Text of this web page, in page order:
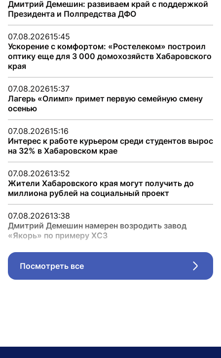
Дмитрий Демешин: развиваем край с поддержкой
Президента и Полпредства ДФО
07.08.202615:45
Ускорение с комфортом: «Ростелеком» построил
оптику еще для 3 000 домохозяйств Хабаровского
края
07.08.202615:37
Лагерь «Олимп» примет первую семейную смену
осенью
07.08.202615:16
Интерес к работе курьером среди студентов вырос
на 32% в Хабаровском крае
07.08.202613:52
Жители Хабаровского края могут получить до
миллиона рублей на социальный проект
07.08.202613:38
Дмитрий Демешин намерен возродить завод
«Якорь» по примеру ХСЗ
Посмотреть все